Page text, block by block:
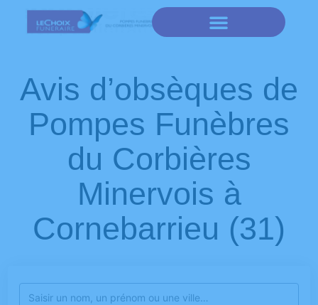
Avis d’obsèques de
Pompes Funèbres
du Corbières
Minervois à
Cornebarrieu (31)